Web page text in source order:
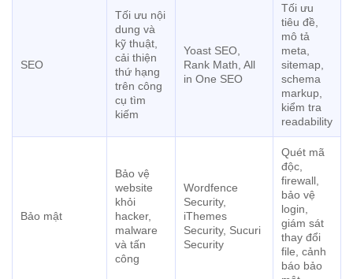
SEO
Tối ưu nội
dung và
kỹ thuật,
cải thiện
thứ hạng
trên công
cụ tìm
kiếm
Yoast SEO,
Rank Math, All
in One SEO
Tối ưu
tiêu đề,
mô tả
meta,
sitemap,
schema
markup,
kiểm tra
readability
Bảo mật
Bảo vệ
website
khỏi
hacker,
malware
và tấn
công
Wordfence
Security,
iThemes
Security, Sucuri
Security
Quét mã
độc,
firewall,
bảo vệ
login,
giám sát
thay đổi
file, cảnh
báo bảo